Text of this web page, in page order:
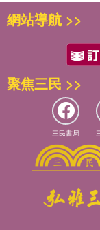
網站導航 >>
聚焦三民 >>
三民書局